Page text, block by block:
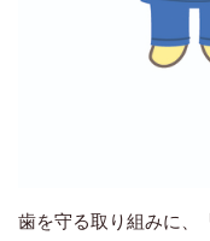
歯を守る取り組みに、